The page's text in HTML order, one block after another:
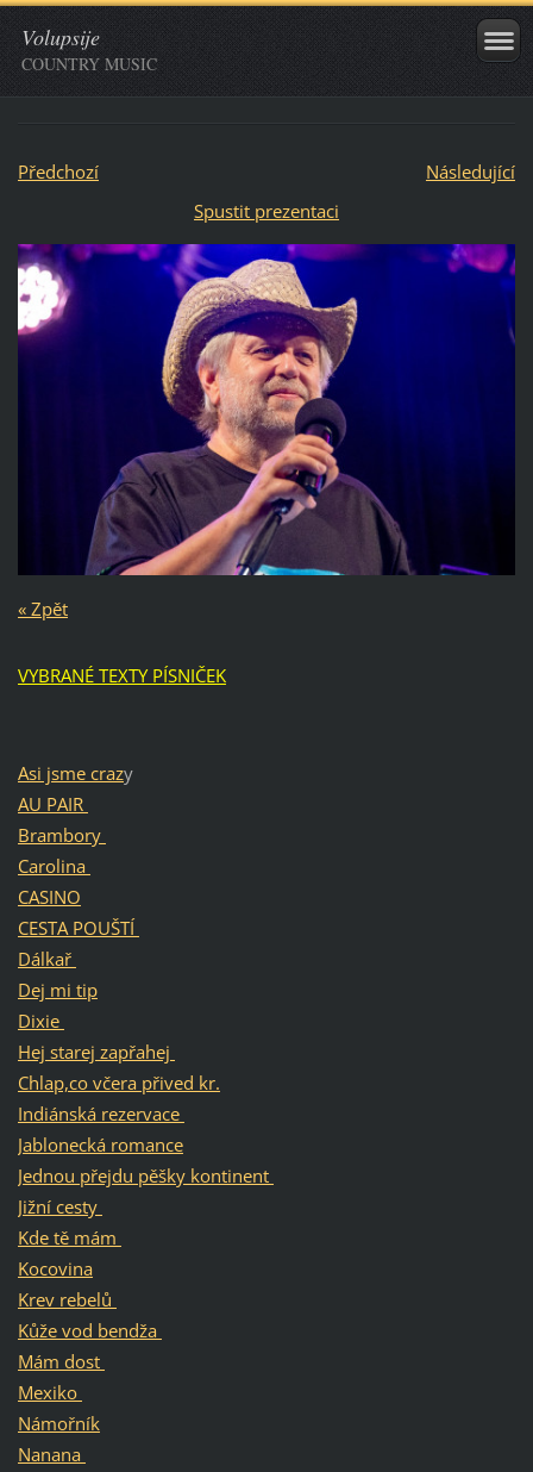
Volupsije
COUNTRY MUSIC
Předchozí
Následující
Spustit prezentaci
« Zpět
VYBRANÉ TEXTY PÍSNIČEK
Asi jsme crazy
AU PAIR
Brambory
Carolina
CASINO
CESTA POUŠTÍ
Dálkař
Dej mi tip
Dixie
Hej starej zapřahej
Chlap,co včera přived kr.
Indiánská rezervace
Jablonecká romance
Jednou přejdu pěšky kontinent
Jižní cesty
Kde tě mám
Kocovina
Krev rebelů
Kůže vod bendža
Mám dost
Mexiko
Námořník
Nanana